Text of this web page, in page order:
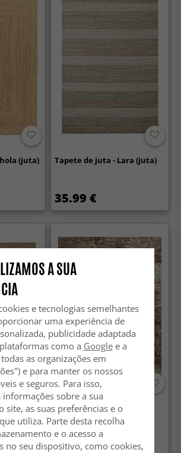
(juta) Tapete de juta - Lara (juta)
35.99 €
Zoe
Tapete Wilton - Kebira
(bege)
44.99 € 59.99 €
A SUA
e tecnologias semelhantes
uma experiência de
publicidade adaptada
como a Googlee a
as organizações em
e para manter os nossos
e seguros. Para isso,
sobre a sua
site, as suas preferências e o
utiliza. Parte desta recolha
e o acesso a
no seu dispositivo, como cookies,